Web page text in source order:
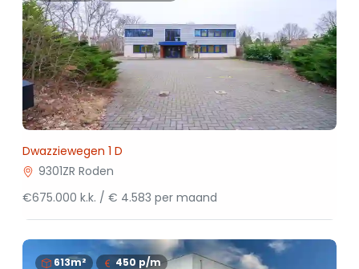
Dwazziewegen 1 D
9301ZR Roden
€675.000 k.k. / € 4.583 per maand
613m² 450 p/m